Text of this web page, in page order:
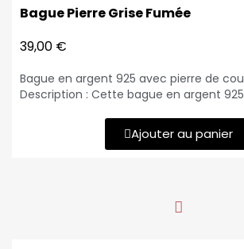
Bague Pierre Grise Fumée
39,00 €
Bague en argent 925 avec pierre de
Description : Cette bague en argent
unique met en valeur trois anneaux
créant un effet visuel dynamique et
brillant et de la pierre smoky gris crée
Ajouter au panier